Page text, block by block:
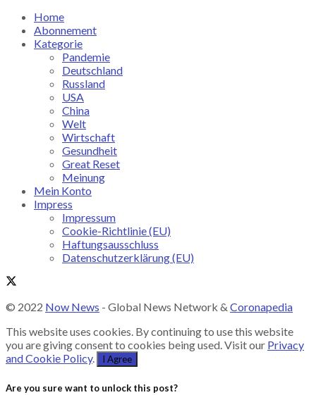
Home
Abonnement
Kategorie
Pandemie
Deutschland
Russland
USA
China
Welt
Wirtschaft
Gesundheit
Great Reset
Meinung
Mein Konto
Impress
Impressum
Cookie-Richtlinie (EU)
Haftungsausschluss
Datenschutzerklärung (EU)
© 2022 Now News - Global News Network & Coronapedia
This website uses cookies. By continuing to use this website
you are giving consent to cookies being used. Visit our Privacy
and Cookie Policy. I Agree
Are you sure want to unlock this post?